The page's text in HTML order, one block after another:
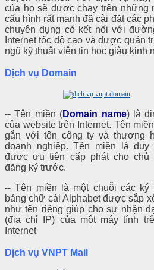
của họ sẽ được chạy trên những
cấu hình rất mạnh đã cài đặt các
chuyên dụng có kết nối với
Internet tốc độ cao và được quản
ngũ kỹ thuật viên tin học giàu kinh
Dịch vụ Domain
-- Tên miền (Domain name) là
của website trên Internet. Tên
gắn với tên công ty và thương
doanh nghiệp. Tên miền là duy
được ưu tiên cấp phát cho chủ
đăng ký trước.
-- Tên miền là một chuỗi các ký
bảng chữ cái Alphabet được sắp
như tên riêng giúp cho sự nhận
(địa chỉ IP) của một máy tính
Internet
Dịch vụ VNPT Mail